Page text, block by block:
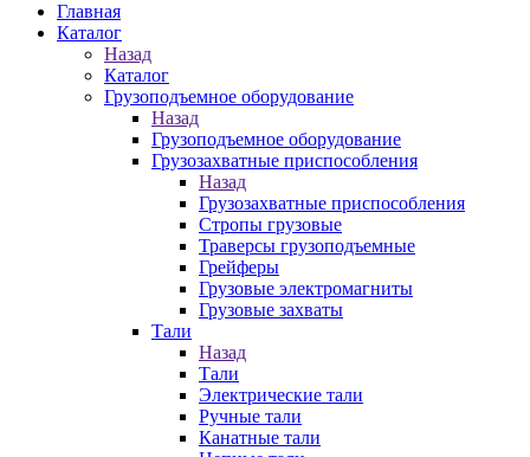
Главная
Каталог
Назад
Каталог
Грузоподъемное оборудование
Назад
Грузоподъемное оборудование
Грузозахватные приспособления
Назад
Грузозахватные приспособления
Стропы грузовые
Траверсы грузоподъемные
Грейферы
Грузовые электромагниты
Грузовые захваты
Тали
Назад
Тали
Электрические тали
Ручные тали
Канатные тали